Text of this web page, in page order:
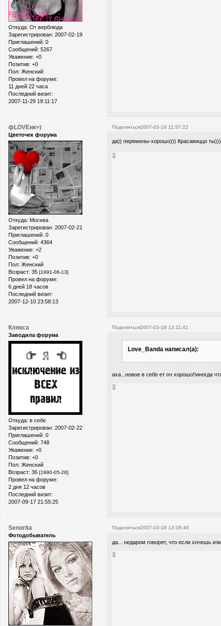
Откуда: От верблюда
Зарегистрирован: 2007-02-19
Приглашений: 0
Сообщений: 5267
Уважение: +0
Позитив: +0
Пол: Женский
Провел на форуме:
11 дней 22 часа
Последний визит:
2007-11-29 19:11:17
Поделиться2007-03-18 11:57:22
фLOVEик=)
Цветочек форума
Откуда: Москва
Зарегистрирован: 2007-02-21
Приглашений: 0
Сообщений: 4364
Уважение: +2
Позитив: +0
Пол: Женский
Возраст: 35 [1991-06-13]
Провел на форуме:
6 дней 18 часов
Последний визит:
2007-12-10 23:58:13
да)) перемены-хорошо))) Красавиццо
0
Поделиться2007-03-18 13:11:41
Клякса
Заводила форума
Откуда: в себе
Зарегистрирован: 2007-02-22
Приглашений: 0
Сообщений: 748
Уважение: +0
Позитив: +0
Пол: Женский
Возраст: 36 [1990-05-28]
Провел на форуме:
2 дня 12 часов
Последний визит:
2007-09-17 21:55:25
Love_Banda написал(а):
аха...новое в себе ет оч хорошо!!иногда
0
Поделиться2007-03-18 13:38:46
Senorita
Фотодобыватель
да... недаром говорят, что если хочешь
0